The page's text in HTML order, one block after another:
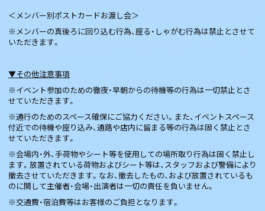
＜メンバー別ポストカードお渡し会＞
※メンバーの真後ろに回り込む行為、座る・しゃがむ行為は禁止とさせて
いただきます。
▼その他注意事項
※イベント参加のための徹夜・早朝からの待機等の行為は一切禁止とさ
せていただきます。
※通行のためのスペース確保にご協力ください。また、イベントスペース
付近での待機や座り込み、通路や店内に留まる等の行為は固く禁止とさ
せていただきます。
※会場内・外、手荷物やシート等を使用しての場所取り行為は固く禁止し
ます。放置されている荷物およびシート等は、スタッフおよび警備により
撤去させていただきます。なお、撤去したもの、および放置されているも
のに関して主催者・会場・出演者は一切の責任を負いません。
※交通費・宿泊費等はお客様のご負担となります。